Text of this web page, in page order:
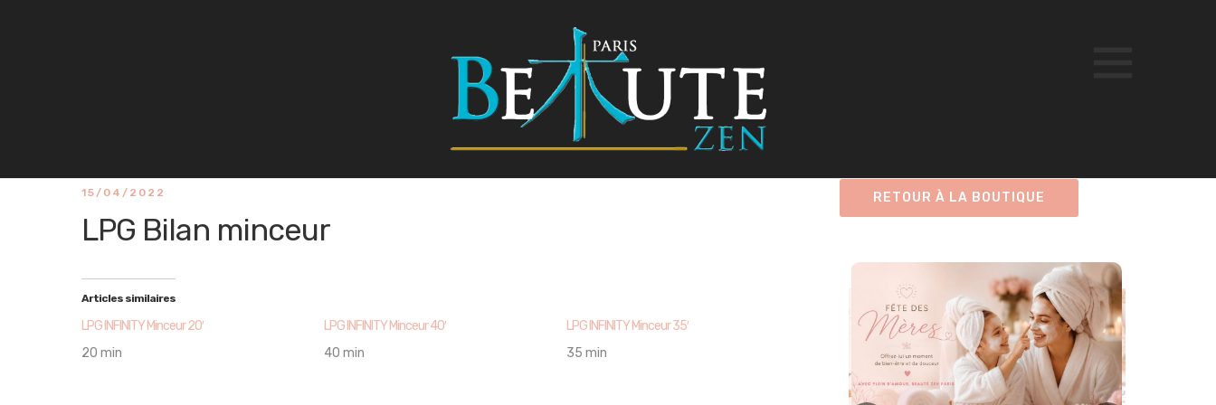
15/04/2022
LPG Bilan minceur
Articles similaires
LPG INFINITY Minceur 20′
20 min
LPG INFINITY Minceur 40′
40 min
LPG INFINITY Minceur 35′
35 min
RETOUR À LA BOUTIQUE